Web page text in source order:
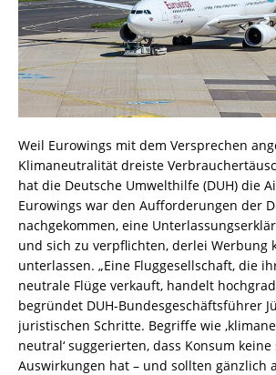
Weil Eurowings mit dem Versprechen
Klimaneutralität dreiste
hat die Deutsche Umwelthilfe (DUH) die
Eurowings war den Aufforderungen der
nachgekommen, eine
und sich zu verpflichten, derlei Werbung
unterlassen. „Eine Fluggesellschaft, die
neutrale Flüge verkauft, handelt
begründet DUH-Bundesgeschäftsführer
juristischen Schritte. Begriffe wie
neutral‘ suggerierten, dass Konsum
Auswirkungen hat – und sollten gänzlich